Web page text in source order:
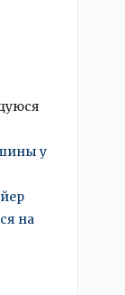
у
на